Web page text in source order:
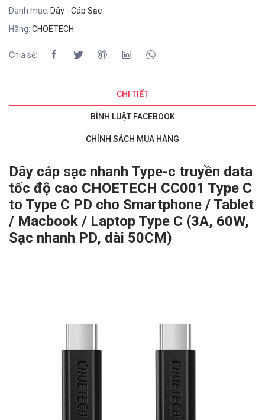
Danh mục: Dây - Cáp Sạc
Hãng: CHOETECH
Chia sẻ:
CHI TIẾT
BÌNH LUẬT FACEBOOK
CHÍNH SÁCH MUA HÀNG
Dây cáp sạc nhanh Type-c truyền data
tốc độ cao CHOETECH CC001 Type C
to Type C PD cho Smartphone / Tablet
/ Macbook / Laptop Type C (3A, 60W,
Sạc nhanh PD, dài 50CM)